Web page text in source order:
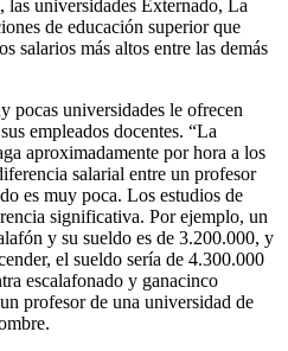
las universidades Externado, La
de educación superior que
salarios más altos entre las demás
pocas universidades le ofrecen
empleados docentes. “La
aproximadamente por hora a los
salarial entre un profesor
es muy poca. Los estudios de
significativa. Por ejemplo, un
y su sueldo es de 3.200.000, y
el sueldo sería de 4.300.000
escalafonado y ganacinco
profesor de una universidad de